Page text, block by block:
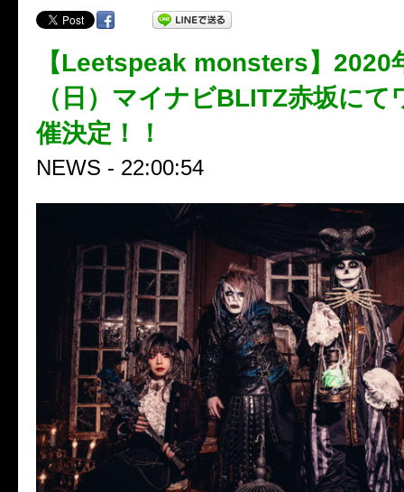
【Leetspeak monsters】2020
（日）マイナビBLITZ赤坂にて
催決定！！
NEWS - 22:00:54